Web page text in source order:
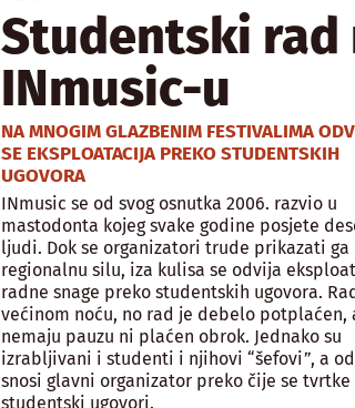
Studentski rad
INmusic-u
NA MNOGIM GLAZBENIM FESTIVALIMA
SE EKSPLOATACIJA PREKO STUDENTSKIH
UGOVORA
INmusic se od svog osnutka 2006. razvio u
mastodonta kojeg svake godine posjete
ljudi. Dok se organizatori trude prikazati ga
regionalnu silu, iza kulisa se odvija
radne snage preko studentskih ugovora.
većinom noću, no rad je debelo potplaćen,
nemaju pauzu ni plaćen obrok. Jednako su
izrabljivani i studenti i njihovi “šefovi”, a
snosi glavni organizator preko čije se tvrtke
studentski ugovori.